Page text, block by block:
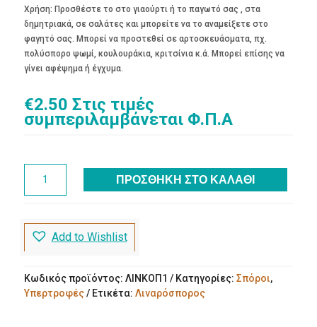
Χρήση: Προσθέστε το στο γιαούρτι ή το παγωτό σας , στα
δημητριακά, σε σαλάτες και μπορείτε να το αναμείξετε στο
φαγητό σας. Μπορεί να προστεθεί σε αρτοσκευάσματα, πχ.
πολύσπορο ψωμί, κουλουράκια, κριτσίνια κ.ά. Μπορεί επίσης να
γίνει αφέψημα ή έγχυμα.
€2.50 Στις τιμές
συμπεριλαμβάνεται Φ.Π.Α
ΛΙΝΑΡΟΣΠΟΡΟΣ
ΚΟΠΑΝΙΣΤΟΣ
ΠΡΟΣΘΉΚΗ ΣΤΟ ΚΑΛΆΘΙ
Add to Wishlist
Κωδικός προϊόντος: ΛΙΝΚΟΠ1 Κατηγορίες: Σπόροι,
Υπερτροφές
Ετικέτα: Λιναρόσπορος